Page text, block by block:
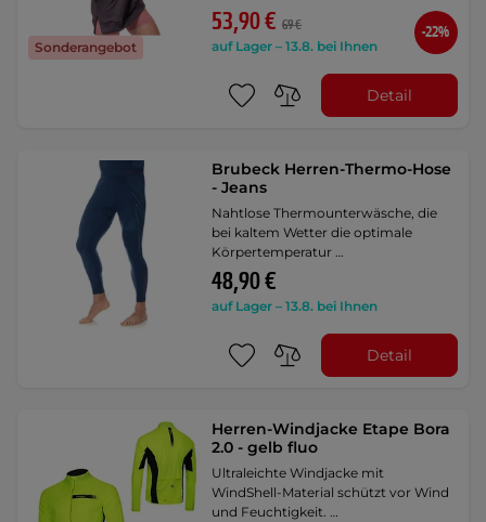
Sonderangebot
53,90 € 69 €
auf Lager – 13.8. bei Ihnen
-22%
Detail
Brubeck Herren-Thermo-Hose
- Jeans
Nahtlose Thermounterwäsche, die
bei kaltem Wetter die optimale
Körpertemperatur …
48,90 €
auf Lager – 13.8. bei Ihnen
Detail
Herren-Windjacke Etape Bora
2.0 - gelb fluo
Ultraleichte Windjacke mit
WindShell-Material schützt vor Wind
und Feuchtigkeit. …